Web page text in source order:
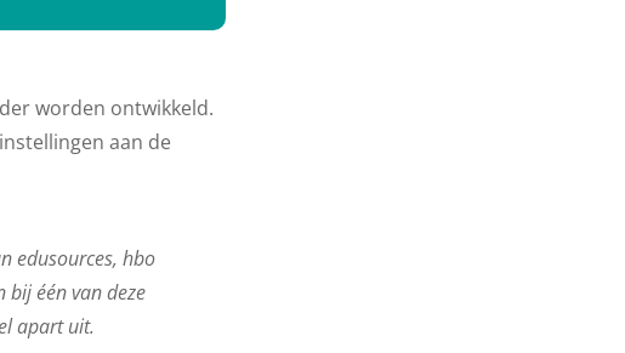
worden ontwikkeld.
aan de
edusources, hbo
bij één van deze
apart uit.